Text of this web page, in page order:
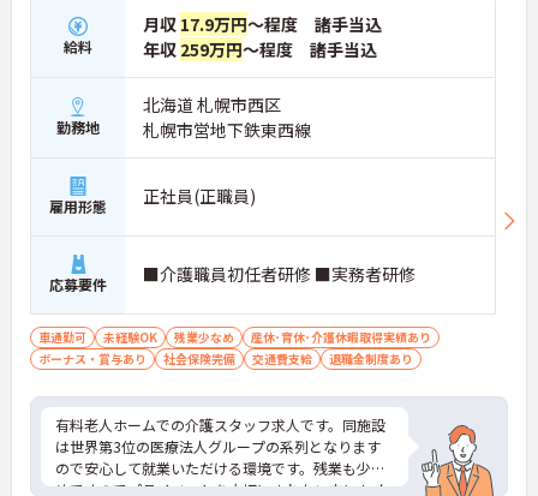
給料
月収 17.9万円～程度 諸手当込
年収 259万円～程度 諸手当込
勤務地
北海道 札幌市西区
札幌市営地下鉄東西線
雇用形態 正社員(正職員)
応募要件 ■介護職員初任者研修 ■実務者研修
車通勤可 未経験OK 残業少なめ
産休･育休･介護休暇取得実績あり
ボーナス・賞与あり
社会保険完備 交通費支給 退職金制度あり
有料老人ホームでの介護スタッフ求人です。同施設
は世界第3位の医療法人グループの系列となります
ので安心して就業いただける環境です。残業も少な
めですのでプライベートを大切にされたい方にもオ